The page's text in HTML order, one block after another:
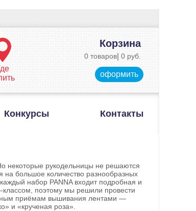
Корзина
0 товаров 0 руб.
оформить
Конкурсы Контакты
некоторые рукодельницы не решаются
на большое количество разнообразных
набор PANNA входит подробная и
классом, поэтому мы решили провести
приёмам вышивания лентами —
и «крученая роза».